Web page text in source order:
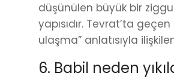
düşünülen büyük bir
yapısıdır. Tevrat’ta geçen
ulaşma” anlatısıyla
6. Babil neden